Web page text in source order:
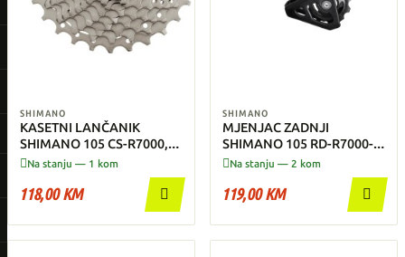
SHIMANO
KASETNI LANČANIK
SHIMANO 105 CS-R7000,
11 BRZINA 11-30
Na stanju — 1 kom
118,00 KM 
SHIMANO
MJENJAC ZADNJI
SHIMANO 105 RD-R7000-
SS, 11 BRZINA
Na stanju — 2 kom
119,00 KM 